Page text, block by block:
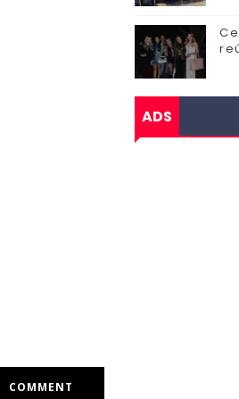
COMMENT
ADS